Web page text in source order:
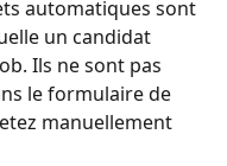
automatiques sont
un candidat
Ils ne sont pas
le formulaire de
manuellement